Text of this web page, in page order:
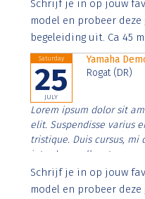
imperdiet. Nunc ut sem
Schrijf je in op jouw
model en probeer
begeleiding uit. Ca 45
Saturday
25
JULY
Yamaha
Rogat (DR)
Lorem ipsum dolor sit
elit. Suspendisse varius
tristique. Duis cursus, mi
interdum nulla, ut
Aenean faucibus nibh et
imperdiet. Nunc ut sem
Schrijf je in op jouw
model en probeer